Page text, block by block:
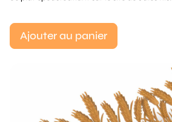
Ajouter au panier